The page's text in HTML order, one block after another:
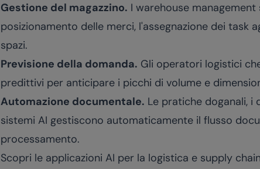
Gestione del magazzino. I warehouse
posizionamento delle merci, l'assegnazione dei task
spazi.
Previsione della domanda. Gli operatori logistici
predittivi per anticipare i picchi di volume e
Automazione documentale. Le pratiche doganali, i
sistemi AI gestiscono automaticamente il flusso
processamento.
Scopri le applicazioni AI per la logistica e supply